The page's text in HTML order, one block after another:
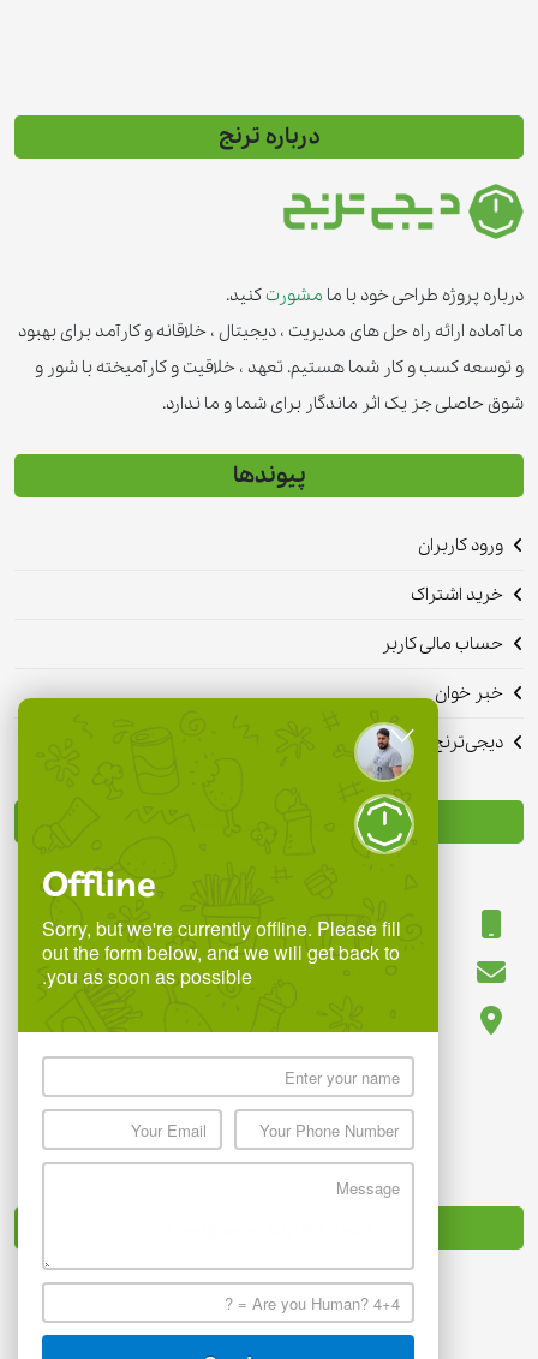
درباره ترنج
درباره پروژه طراحی خود با ما مشورت کنید.
ما آماده ارائه راه حل های مدیریت ، دیجیتال ، خلاقانه و کارآمد برای بهبود
و توسعه کسب و کار شما هستیم. تعهد ، خلاقیت و کارآمیخته با شور و
شوق حاصلی جز یک اثر ماندگار برای شما و ما ندارد.
پیوندها
ورود کاربران
خرید اشتراک
حساب مالی کاربر
خبر خوان
دیجی‌ترنج
با ما در تماس باشید
09118850780
info.digitoranj@gmail.com
Offline
Sorry, but we're currently offline. Please fill
out the form below, and we will get back to
you as soon as possible.